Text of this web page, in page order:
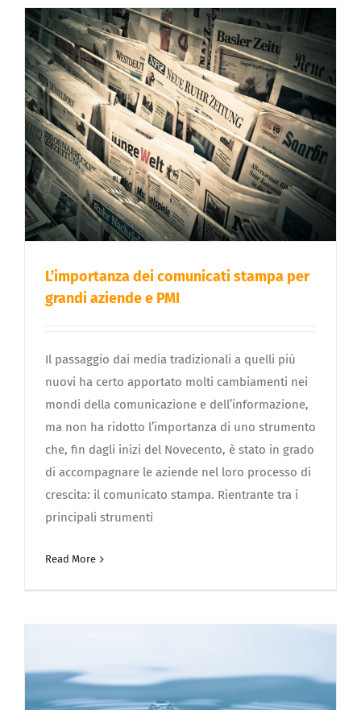
L’importanza dei comunicati stampa per
grandi aziende e PMI
Il passaggio dai media tradizionali a quelli più
nuovi ha certo apportato molti cambiamenti nei
mondi della comunicazione e dell’informazione,
ma non ha ridotto l’importanza di uno strumento
che, fin dagli inizi del Novecento, è stato in grado
di accompagnare le aziende nel loro processo di
crescita: il comunicato stampa. Rientrante tra i
principali strumenti
Read More